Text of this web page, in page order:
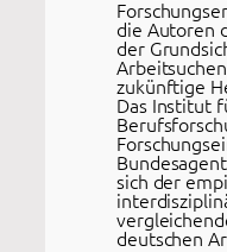
die Autoren
der
zukünftige
Das Institut
sich der
deutschen